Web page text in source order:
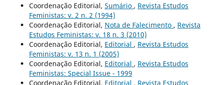
Coordenação Editorial, Sumário , Revista Estudos
Feministas: v. 2 n. 2 (1994)
Coordenação Editorial, Nota de Falecimento , Revista
Estudos Feministas: v. 18 n. 3 (2010)
Coordenação Editorial, Editorial , Revista Estudos
Feministas: v. 13 n. 1 (2005)
Coordenação Editorial, Editorial , Revista Estudos
Feministas: Special Issue - 1999
Coordenação Editorial, Editorial , Revista Estudos